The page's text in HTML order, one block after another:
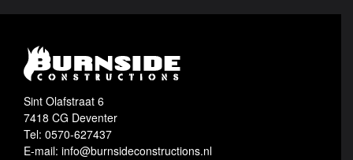
Sint Olafstraat 6
7418 CG Deventer
Tel: 0570-627437
E-mail: info@burnsideconstructions.nl